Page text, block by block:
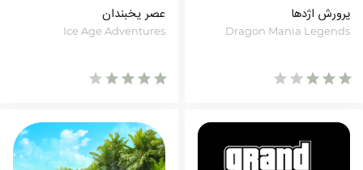
پرورش اژدها
Dragon Mania Legends
عصر یخبندان
Ice Age Adventures